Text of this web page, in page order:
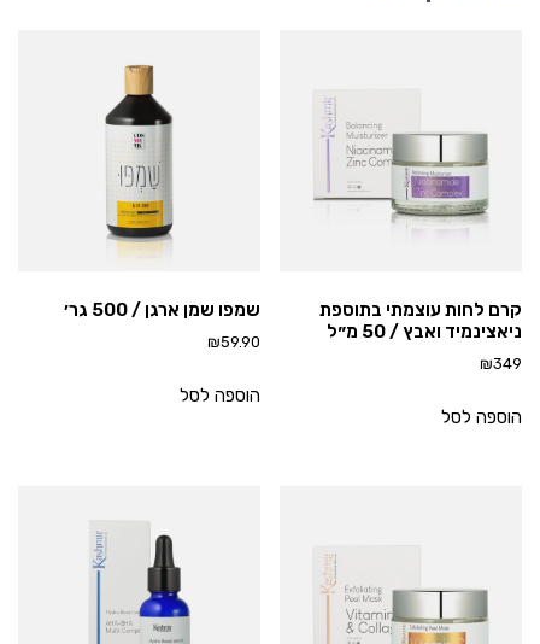
קרם לחות עוצמתי בתוספת
ניאצינמיד ואבץ / 50 מ״ל
₪349
הוספה לסל
שמפו שמן ארגן / 500 גר׳
₪59.90
הוספה לסל